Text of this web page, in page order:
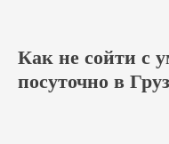
Как не сойти с
посуточно в